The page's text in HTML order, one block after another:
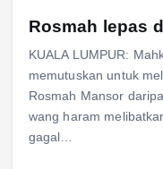
Rosmah lepas
KUALA LUMPUR:
memutuskan untuk
Rosmah Mansor
wang haram
gagal…